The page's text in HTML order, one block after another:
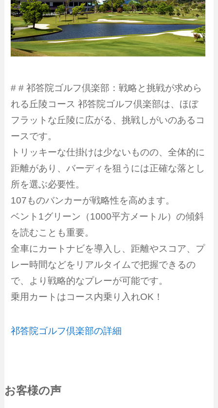
# # 祁答院ゴルフ倶楽部：戦略と挑戦が求めら
れる丘陵コース 祁答院ゴルフ倶楽部は、ほぼ
フラットな丘陵に広がる、挑戦しがいのあるコ
ースです。
トリッキーな仕掛けは少ないものの、全体的に
距離があり、バーディを狙うには正確な落とし
所を選ぶ必要性。
107ものバンカーが戦略性を高めます。
ベント1グリーン（1000平方メートル）の傾斜
を読むことも重要。
全車にカートナビを導入し、距離やスコア、プ
レー時間などをリアルタイムで把握できるの
で、より戦略的なプレーが可能です。
乗用カートはコース内乗り入れOK！
祁答院ゴルフ倶楽部の詳細
お客様の声